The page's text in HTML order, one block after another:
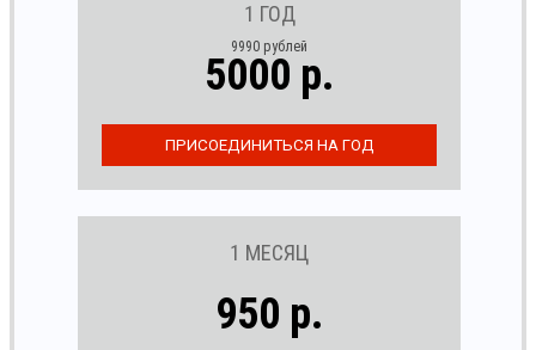
1 ГОД
9990 рублей
5000 р.
1 МЕСЯЦ
950 р.